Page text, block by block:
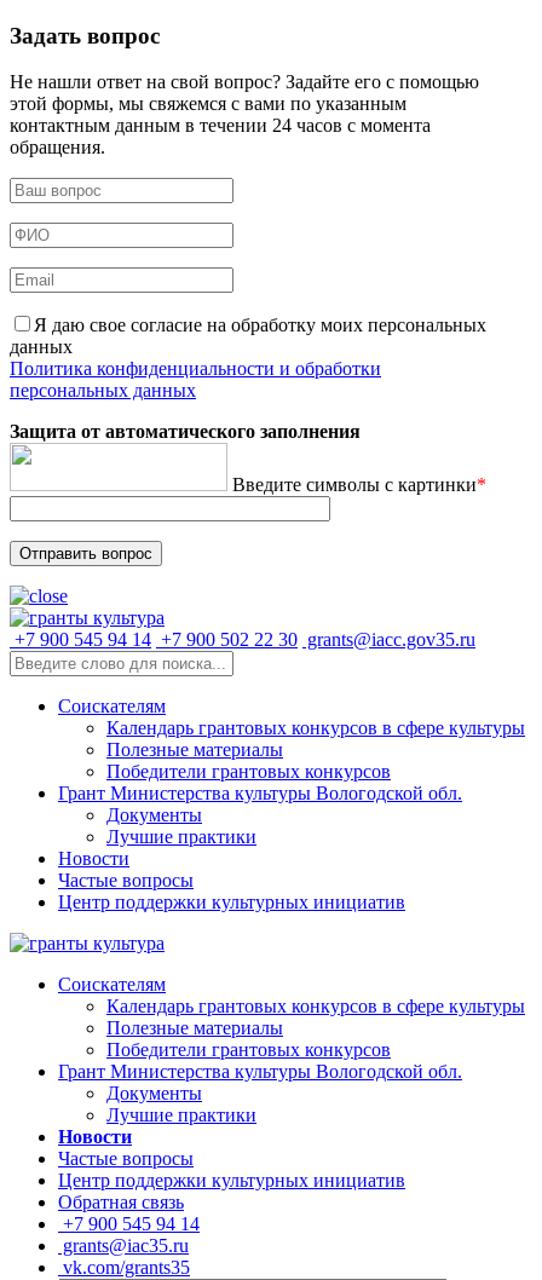
Задать вопрос
Не нашли ответ на свой вопрос? Задайте его с помощью
этой формы, мы свяжемся с вами по указанным
контактным данным в течении 24 часов с момента
обращения.
Я даю свое согласие на обработку моих персональных
данных
Политика конфиденциальности и обработки
персональных данных
Защита от автоматического заполнения
Введите символы с картинки*
+7 900 545 94 14 +7 900 502 22 30 grants@iacc.gov35.ru
Соискателям
Календарь грантовых конкурсов в сфере культуры
Полезные материалы
Победители грантовых конкурсов
Грант Министерства культуры Вологодской обл.
Документы
Лучшие практики
Новости
Частые вопросы
Центр поддержки культурных инициатив
Соискателям
Календарь грантовых конкурсов в сфере культуры
Полезные материалы
Победители грантовых конкурсов
Грант Министерства культуры Вологодской обл.
Документы
Лучшие практики
Новости
Частые вопросы
Центр поддержки культурных инициатив
Обратная связь
+7 900 545 94 14
grants@iac35.ru
vk.com/grants35